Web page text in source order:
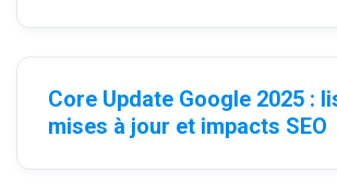
Core Update Google 2025 :
mises à jour et impacts SEO